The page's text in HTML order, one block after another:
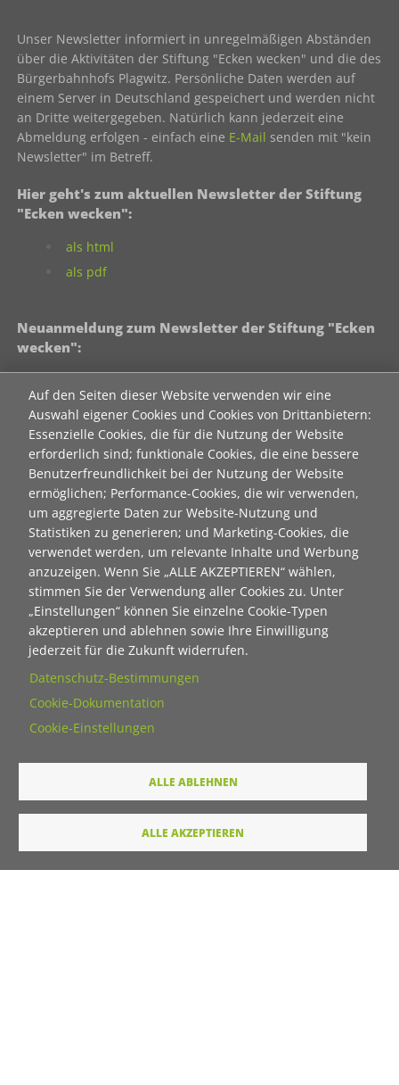
Auf den Seiten dieser Website verwenden wir eine
Auswahl eigener Cookies und Cookies von Drittanbietern:
Essenzielle Cookies, die für die Nutzung der Website
erforderlich sind; funktionale Cookies, die eine bessere
Benutzerfreundlichkeit bei der Nutzung der Website
ermöglichen; Performance-Cookies, die wir verwenden,
um aggregierte Daten zur Website-Nutzung und
Statistiken zu generieren; und Marketing-Cookies, die
verwendet werden, um relevante Inhalte und Werbung
anzuzeigen. Wenn Sie „ALLE AKZEPTIEREN“ wählen,
stimmen Sie der Verwendung aller Cookies zu. Unter
„Einstellungen“ können Sie einzelne Cookie-Typen
akzeptieren und ablehnen sowie Ihre Einwilligung
jederzeit für die Zukunft widerrufen.
Datenschutz-Bestimmungen
Cookie-Dokumentation
Cookie-Einstellungen
ALLE ABLEHNEN
ALLE AKZEPTIEREN
Unser Newsletter informiert in unregelmäßigen Abständen
über die Aktivitäten der Stiftung "Ecken wecken" und die des
Bürgerbahnhofs Plagwitz. Persönliche Daten werden auf
einem Server in Deutschland gespeichert und werden nicht
an Dritte weitergegeben. Natürlich kann jederzeit eine
Abmeldung erfolgen - einfach eine E-Mail senden mit "kein
Newsletter" im Betreff.
Hier geht's zum aktuellen Newsletter der Stiftung
"Ecken wecken":
als html
als pdf
Neuanmeldung zum Newsletter der Stiftung "Ecken
wecken":
Anrede
Titel
Vorname
Nachname
E-Mail
Wie dürfen wir Sie in Zukunft ansprechen
Du
Ihre Daten werden von unserer Stiftung elektronisch
verarbeitet und gespeichert. Hier finden Sie unsere
Datenschutzerklärung.